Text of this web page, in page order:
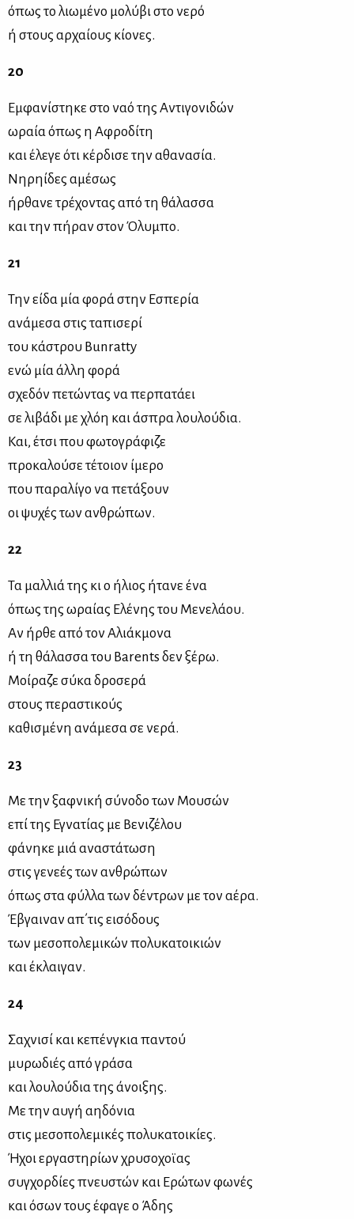
όπως το λιωμένο μολύβι στο νερό
ή στους αρχαίους κίονες.
20
Εμφανίστηκε στο ναό της Αντιγονιδών
ωραία όπως η Αφροδίτη
και έλεγε ότι κέρδισε την αθανασία.
Νηρηίδες αμέσως
ήρθανε τρέχοντας από τη θάλασσα
και την πήραν στον Όλυμπο.
21
Την είδα μία φορά στην Εσπερία
ανάμεσα στις ταπισερί
του κάστρου Bunratty
ενώ μία άλλη φορά
σχεδόν πετώντας να περπατάει
σε λιβάδι με χλόη και άσπρα λουλούδια.
Και, έτσι που φωτογράφιζε
προκαλούσε τέτοιον ίμερο
που παραλίγο να πετάξουν
οι ψυχές των ανθρώπων.
22
Τα μαλλιά της κι ο ήλιος ήτανε ένα
όπως της ωραίας Ελένης του Μενελάου.
Αν ήρθε από τον Αλιάκμονα
ή τη θάλασσα τoυ Barents δεν ξέρω.
Μοίραζε σύκα δροσερά
στους περαστικούς
καθισμένη ανάμεσα σε νερά.
23
Με την ξαφνική σύνοδο των Μουσών
επί της Εγνατίας με Βενιζέλου
φάνηκε μιά αναστάτωση
στις γενεές των ανθρώπων
όπως στα φύλλα των δέντρων με τον αέρα.
Έβγαιναν απ΄τις εισόδους
των μεσοπολεμικών πολυκατοικιών
και έκλαιγαν.
24
Σαχνισί και κεπένγκια παντού
μυρωδιές από γράσα
και λουλούδια της άνοιξης.
Με την αυγή αηδόνια
στις μεσοπολεμικές πολυκατοικίες.
Ήχοι εργαστηρίων χρυσοχοϊας
συγχορδίες πνευστών και Ερώτων φωνές
και όσων τους έφαγε ο Άδης